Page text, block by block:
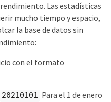
Las estadísticas
mucho tiempo y espacio,
la base de datos sin
con el formato
20210101 Para el 1 de enero